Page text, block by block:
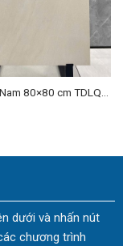
80×80 cm TDLQ-
dưới và nhấn nút
chương trình